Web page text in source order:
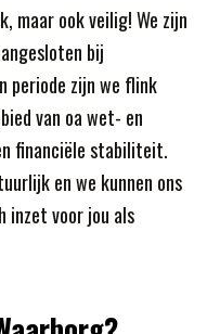
maar ook veilig! We zijn
bij
periode zijn we flink
van oa wet- en
financiële stabiliteit.
en we kunnen ons
inzet voor jou als